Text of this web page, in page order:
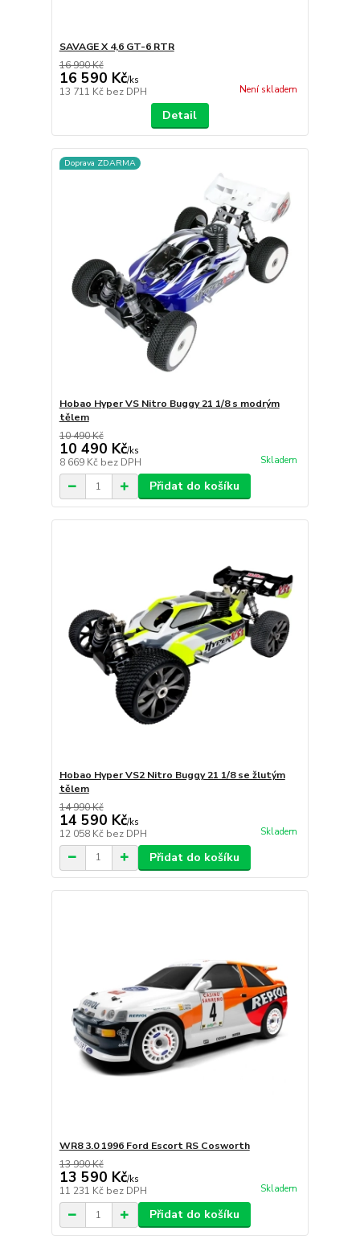
SAVAGE X 4,6 GT-6 RTR
16 990 Kč
16 590 Kč/ks
13 711 Kč bez DPH Není skladem
Detail
Doprava ZDARMA
Hobao Hyper VS Nitro Buggy 21 1/8 s modrým
tělem
10 490 Kč
10 490 Kč/ks
8 669 Kč bez DPH Skladem
Přidat do košíku
Hobao Hyper VS2 Nitro Buggy 21 1/8 se žlutým
tělem
14 990 Kč
14 590 Kč/ks
12 058 Kč bez DPH Skladem
Přidat do košíku
WR8 3.0 1996 Ford Escort RS Cosworth
13 990 Kč
13 590 Kč/ks
11 231 Kč bez DPH Skladem
Přidat do košíku